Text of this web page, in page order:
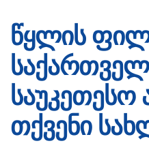
წყლის
საუკეთესო
თქვენი